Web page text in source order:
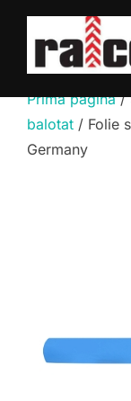
conținut
Prima pagină/
balotat / Folie
Germany